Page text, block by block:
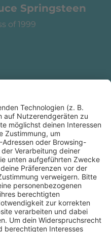
Springsteen
of 1999
of 2005
AND
OF FAME